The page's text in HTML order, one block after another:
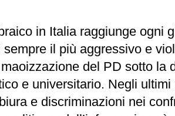
in Italia raggiunge ogni
il più aggressivo e
del PD sotto la
e universitario. Negli
e discriminazioni nei